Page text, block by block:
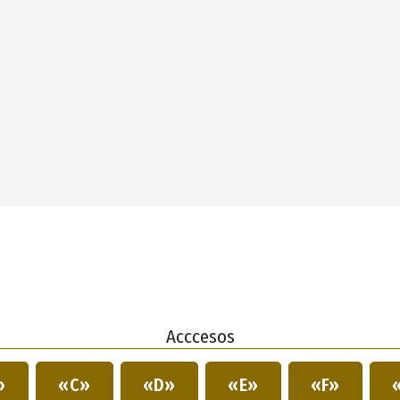
Acccesos
«C» «D» «E» «F»